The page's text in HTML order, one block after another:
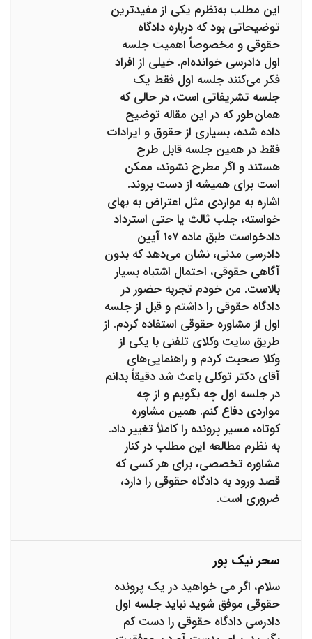
این مطلب به‌نظرم یکی از مفیدترین
توضیحاتی بود که درباره دادگاه
حقوقی و مخصوصاً اهمیت جلسه
اول دادرسی خوانده‌ام. خیلی از افراد
فکر می‌کنند جلسه اول فقط یک
جلسه تشریفاتی است، در حالی که
همان‌طور که در این مقاله توضیح
داده شده، بسیاری از حقوق و ایرادات
فقط در همین جلسه قابل طرح
هستند و اگر مطرح نشوند، ممکن
است برای همیشه از دست بروند.
اشاره به مواردی مثل اعتراض به بهای
خواسته، جلب ثالث یا حتی استرداد
دادخواست طبق ماده ۱۰۷ آیین
دادرسی مدنی، نشان می‌دهد که بدون
آگاهی حقوقی، احتمال اشتباه بسیار
بالاست. من خودم تجربه حضور در
دادگاه حقوقی را داشتم و قبل از جلسه
اول از مشاوره حقوقی استفاده کردم. از
طریق سایت وکلای تلفنی با یکی از
وکلا صحبت کردم و راهنمایی‌های
آقای دکتر توکلی باعث شد دقیقاً بدانم
در جلسه اول چه بگویم و از چه
مواردی دفاع کنم. همین مشاوره
کوتاه، مسیر پرونده را کاملاً تغییر داد.
به نظرم مطالعه این مطلب در کنار
مشاوره تخصصی، برای هر کسی که
قصد ورود به دادگاه حقوقی را دارد،
ضروری است.
سحر نیک پور
سلام، اگر می خواهید در یک پرونده
حقوقی موفق شوید نباید جلسه اول
دادرسی دادگاه حقوقی را دست کم